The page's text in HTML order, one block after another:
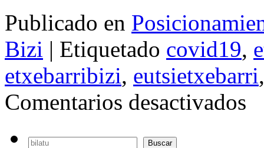
Publicado en
Bizi | Etiquetado covid19,
etxebarribizi, eutsietxebarri
Comentarios desactivados
Buscar Buscar